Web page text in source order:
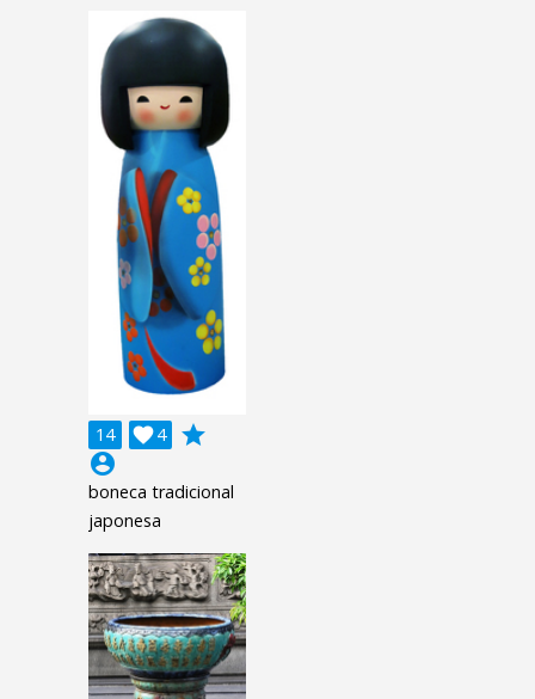
14 4

grade
account_circle
boneca tradicional
japonesa